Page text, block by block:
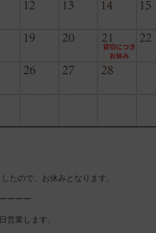
たので、お休みとなります。
ーーー
営業します。